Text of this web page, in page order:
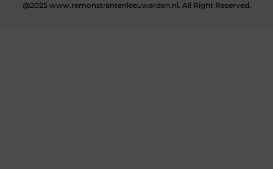
@2025 www.remonstrantenleeuwarden.nl. All Right Reserved.